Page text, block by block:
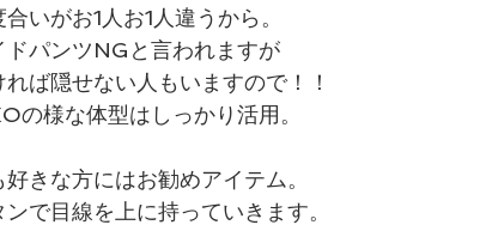
いがお1人お1人違うから。
ドパンツNGと言われますが
ば隠せない人もいますので！！
の様な体型はしっかり活用。
きな方にはお勧めアイテム。
で目線を上に持っていきます。